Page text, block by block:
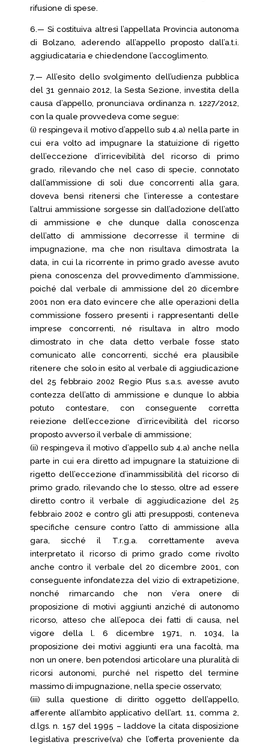
rifusione di spese.
6.— Si costituiva altresì l’appellata Provincia autonoma
di Bolzano, aderendo all’appello proposto dall’a.t.i.
aggiudicataria e chiedendone l’accoglimento.
7.— All’esito dello svolgimento dell’udienza pubblica
del 31 gennaio 2012, la Sesta Sezione, investita della
causa d’appello, pronunciava ordinanza n. 1227/2012,
con la quale provvedeva come segue:
(i) respingeva il motivo d’appello sub 4.a) nella parte in
cui era volto ad impugnare la statuizione di rigetto
dell’eccezione d’irricevibilità del ricorso di primo
grado, rilevando che nel caso di specie, connotato
dall’ammissione di soli due concorrenti alla gara,
doveva bensì ritenersi che l’interesse a contestare
l’altrui ammissione sorgesse sin dall’adozione dell’atto
di ammissione e che dunque dalla conoscenza
dell’atto di ammissione decorresse il termine di
impugnazione, ma che non risultava dimostrata la
data, in cui la ricorrente in primo grado avesse avuto
piena conoscenza del provvedimento d’ammissione,
poiché dal verbale di ammissione del 20 dicembre
2001 non era dato evincere che alle operazioni della
commissione fossero presenti i rappresentanti delle
imprese concorrenti, né risultava in altro modo
dimostrato in che data detto verbale fosse stato
comunicato alle concorrenti, sicché era plausibile
ritenere che solo in esito al verbale di aggiudicazione
del 25 febbraio 2002 Regio Plus s.a.s. avesse avuto
contezza dell’atto di ammissione e dunque lo abbia
potuto contestare, con conseguente corretta
reiezione dell’eccezione d’irricevibilità del ricorso
proposto avverso il verbale di ammissione;
(ii) respingeva il motivo d’appello sub 4.a) anche nella
parte in cui era diretto ad impugnare la statuizione di
rigetto dell’eccezione d’inammissibilità del ricorso di
primo grado, rilevando che lo stesso, oltre ad essere
diretto contro il verbale di aggiudicazione del 25
febbraio 2002 e contro gli atti presupposti, conteneva
specifiche censure contro l’atto di ammissione alla
gara, sicché il T.r.g.a. correttamente aveva
interpretato il ricorso di primo grado come rivolto
anche contro il verbale del 20 dicembre 2001, con
conseguente infondatezza del vizio di extrapetizione,
nonché rimarcando che non v’era onere di
proposizione di motivi aggiunti anziché di autonomo
ricorso, atteso che all’epoca dei fatti di causa, nel
vigore della l. 6 dicembre 1971, n. 1034, la
proposizione dei motivi aggiunti era una facoltà, ma
non un onere, ben potendosi articolare una pluralità di
ricorsi autonomi, purché nel rispetto del termine
massimo di impugnazione, nella specie osservato;
(iii) sulla questione di diritto oggetto dell’appello,
afferente all’ambito applicativo dell’art. 11, comma 2,
d.lgs. n. 157 del 1995 – laddove la citata disposizione
legislativa prescrive(va) che l’offerta proveniente da